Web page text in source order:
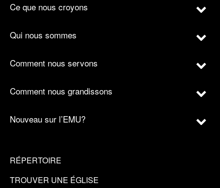
Ce que nous croyons
Qui nous sommes
Comment nous servons
Comment nous grandissons
Nouveau sur l’EMU?
RÉPERTOIRE
TROUVER UNE ÉGLISE